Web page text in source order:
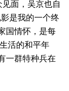
面，吴京也自
是我的一个终
国情怀，是每
活的和平年
一群特种兵在